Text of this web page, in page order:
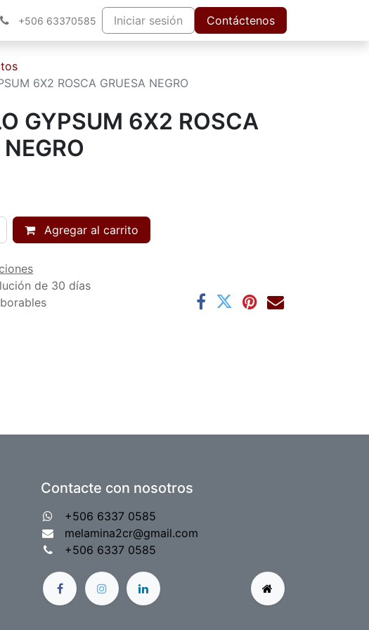
+506 63370585 Iniciar sesión Contáctenos
6X2 ROSCA GRUESA NEGRO
GYPSUM 6X2 ROSCA
Agregar al carrito
de 30 días
Contacte con nosotros
+506 6337 0585
melamina2cr@gmail.com
+506 6337 0585